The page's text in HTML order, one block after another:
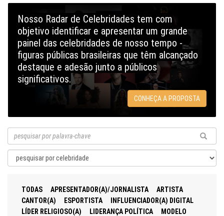
Nosso Radar de Celebridades tem com
objetivo identificar e apresentar um grande
painel das celebridades de nosso tempo -
figuras públicas brasileiras que têm alcançado
destaque e adesão junto a públicos
significativos.
CONHEÇA A PROPOSTA
TODAS APRESENTADOR(A)/JORNALISTA
ARTISTA
CANTOR(A)
ESPORTISTA
INFLUENCIADOR(A) DIGITAL
LÍDER RELIGIOSO(A)
LIDERANÇA POLÍTICA
MODELO